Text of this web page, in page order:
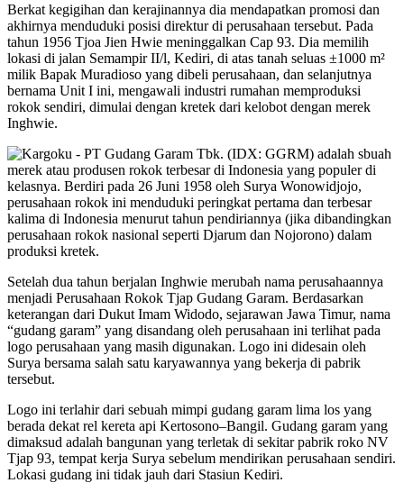
Berkat kegigihan dan kerajinannya dia mendapatkan promosi dan
akhirnya menduduki posisi direktur di perusahaan tersebut. Pada
tahun 1956 Tjoa Jien Hwie meninggalkan Cap 93. Dia memilih
lokasi di jalan Semampir II/l, Kediri, di atas tanah seluas ±1000 m²
milik Bapak Muradioso yang dibeli perusahaan, dan selanjutnya
bernama Unit I ini, mengawali industri rumahan memproduksi
rokok sendiri, dimulai dengan kretek dari kelobot dengan merek
Inghwie.
Setelah dua tahun berjalan Inghwie merubah nama perusahaannya
menjadi Perusahaan Rokok Tjap Gudang Garam. Berdasarkan
keterangan dari Dukut Imam Widodo, sejarawan Jawa Timur, nama
“gudang garam” yang disandang oleh perusahaan ini terlihat pada
logo perusahaan yang masih digunakan. Logo ini didesain oleh
Surya bersama salah satu karyawannya yang bekerja di pabrik
tersebut.
Logo ini terlahir dari sebuah mimpi gudang garam lima los yang
berada dekat rel kereta api Kertosono–Bangil. Gudang garam yang
dimaksud adalah bangunan yang terletak di sekitar pabrik roko NV
Tjap 93, tempat kerja Surya sebelum mendirikan perusahaan sendiri.
Lokasi gudang ini tidak jauh dari Stasiun Kediri.